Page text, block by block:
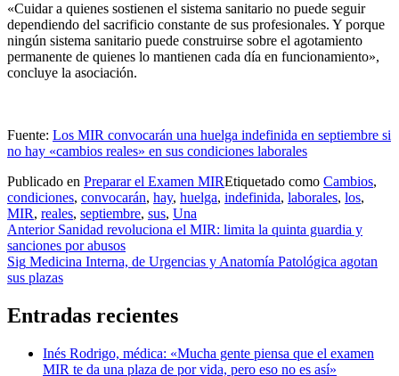
«Cuidar a quienes sostienen el sistema sanitario no puede seguir
dependiendo del sacrificio constante de sus profesionales. Y porque
ningún sistema sanitario puede construirse sobre el agotamiento
permanente de quienes lo mantienen cada día en funcionamiento»,
concluye la asociación.
Fuente: Los MIR convocarán una huelga indefinida en septiembre si
no hay «cambios reales» en sus condiciones laborales
Publicado en Preparar el Examen MIREtiquetado como Cambios,
condiciones, convocarán, hay, huelga, indefinida, laborales, los,
MIR, reales, septiembre, sus, Una
Navegación
de
entradas
Anterior Sanidad revoluciona el MIR: limita la quinta guardia y
sanciones por abusos
Sig Medicina Interna, de Urgencias y Anatomía Patológica agotan
sus plazas
Entradas recientes
Inés Rodrigo, médica: «Mucha gente piensa que el examen
MIR te da una plaza de por vida, pero eso no es así»